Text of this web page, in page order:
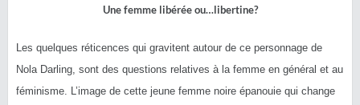
Une femme libérée ou…libertine?
Les quelques réticences qui gravitent autour de ce personnage de
Nola Darling, sont des questions relatives à la femme en général et au
féminisme. L’image de cette jeune femme noire épanouie qui change